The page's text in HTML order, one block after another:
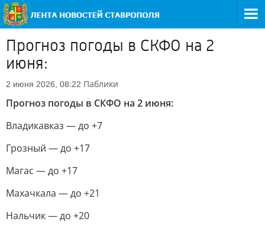
Прогноз погоды в СКФО на 2
июня:
2 июня 2026, 08:22 Паблики
Прогноз погоды в СКФО на 2 июня:
Владикавказ — до +7
Грозный — до +17
Магас — до +17
Махачкала — до +21
Нальчик — до +20